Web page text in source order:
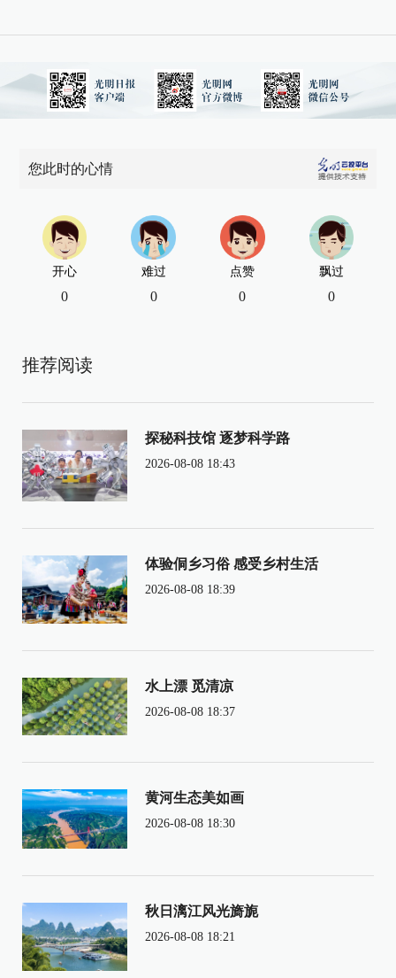
您此时的心情
开心
0
难过
0
点赞
0
飘过
0
推荐阅读
探秘科技馆 逐梦科学路
2026-08-08 18:43
体验侗乡习俗 感受乡村生活
2026-08-08 18:39
水上漂 觅清凉
2026-08-08 18:37
黄河生态美如画
2026-08-08 18:30
秋日漓江风光旖旎
2026-08-08 18:21